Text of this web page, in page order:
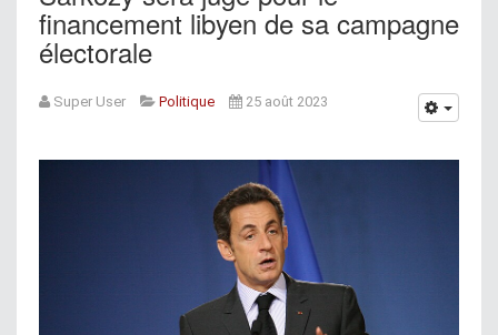
financement libyen de sa campagne
électorale
Super User Politique 25 août 2023